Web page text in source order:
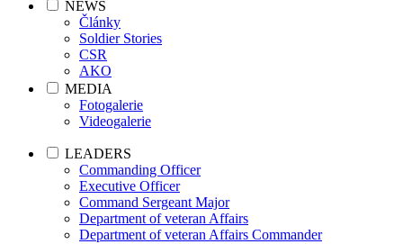
NEWS
Články
Soldier Stories
CSR
AKO
MEDIA
Fotogalerie
Videogalerie
LEADERS
Commanding Officer
Executive Officer
Command Sergeant Major
Department of veteran Affairs
Department of veteran Affairs Commander